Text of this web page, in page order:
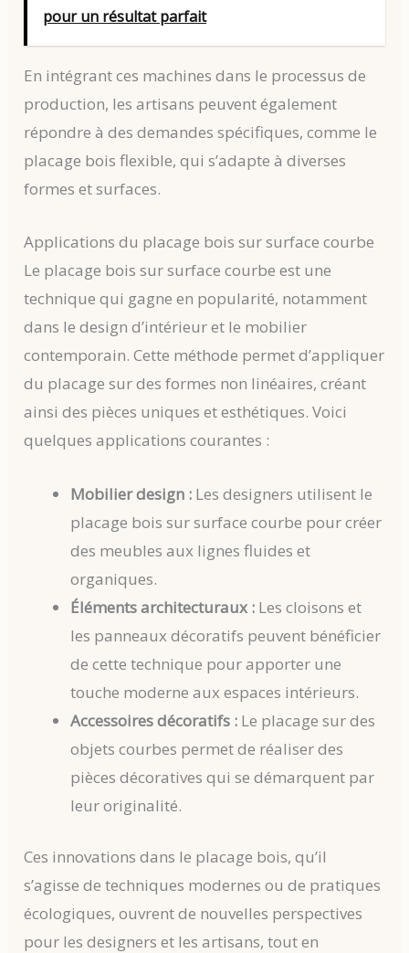
pour un résultat parfait
En intégrant ces machines dans le processus de
production, les artisans peuvent également
répondre à des demandes spécifiques, comme le
placage bois flexible, qui s’adapte à diverses
formes et surfaces.
Applications du placage bois sur surface courbe
Le placage bois sur surface courbe est une
technique qui gagne en popularité, notamment
dans le design d’intérieur et le mobilier
contemporain. Cette méthode permet d’appliquer
du placage sur des formes non linéaires, créant
ainsi des pièces uniques et esthétiques. Voici
quelques applications courantes :
Mobilier design : Les designers utilisent le
placage bois sur surface courbe pour créer
des meubles aux lignes fluides et
organiques.
Éléments architecturaux : Les cloisons et
les panneaux décoratifs peuvent bénéficier
de cette technique pour apporter une
touche moderne aux espaces intérieurs.
Accessoires décoratifs : Le placage sur des
objets courbes permet de réaliser des
pièces décoratives qui se démarquent par
leur originalité.
Ces innovations dans le placage bois, qu’il
s’agisse de techniques modernes ou de pratiques
écologiques, ouvrent de nouvelles perspectives
pour les designers et les artisans, tout en